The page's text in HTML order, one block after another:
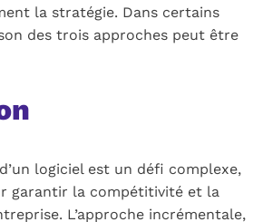
la stratégie. Dans certains
des trois approches peut être
logiciel est un défi complexe,
garantir la compétitivité et la
L’approche incrémentale,